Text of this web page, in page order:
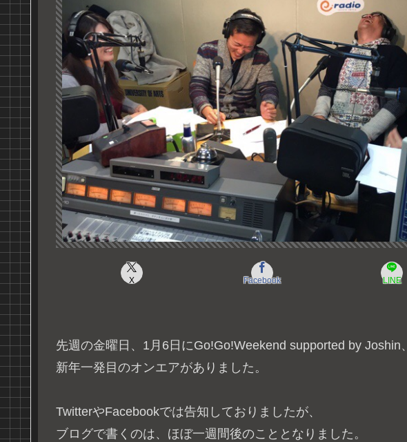
X Facebook LINE
先週の金曜日、1月6日にGo!Go!Weekend supported by Joshin、
新年一発目のオンエアがありました。
TwitterやFacebookでは告知しておりましたが、
ブログで書くのは、ほぼ一週間後のこととなりました。